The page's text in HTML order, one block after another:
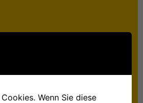
Alle Veranstaltungen der NABU-
Wenn Sie diese